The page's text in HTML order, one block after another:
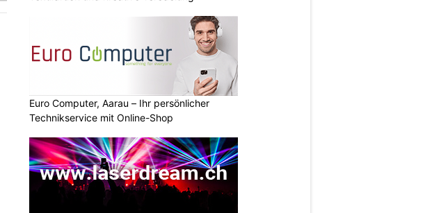
Euro Computer, Aarau – Ihr persönlicher
Technikservice mit Online-Shop